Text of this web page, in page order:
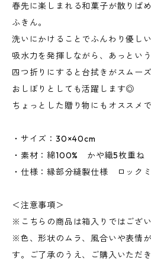
春先に楽しまれる和菓子が散りば
ふきん。
洗いにかけることでふんわり優し
吸水力を発揮しながら、あっとい
四つ折りにすると台拭きがスムー
おしぼりとしても活躍します◎
ちょっとした贈り物にもオススメで
・サイズ：30×40cm
・素材：綿100% かや織5枚重ね
・仕様：縁部分縫製仕様 ロックミ
＜注意事項＞
※こちらの商品は箱入りではござい
※色、形状のムラ、風合いや表情
す。ご了承のうえ、ご購入いただ